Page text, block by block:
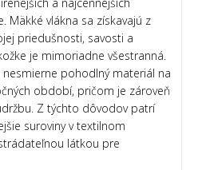
Mäkké vlákna sa získavajú z
priedušnosti, savosti a
je mimoriadne všestranná.
pohodlný materiál na
období, pričom je zároveň
Z týchto dôvodov patrí
suroviny v textilnom
látkou pre